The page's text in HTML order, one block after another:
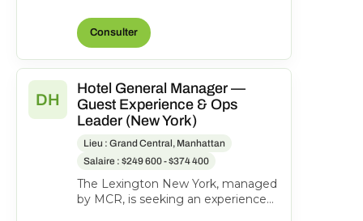
Manages and directs the operatio...
Consulter
DH
Hotel General Manager —
Guest Experience & Ops
Leader (New York)
Lieu : Grand Central, Manhattan
Salaire : $249 600 - $374 400
The Lexington New York, managed
by MCR, is seeking an experienced